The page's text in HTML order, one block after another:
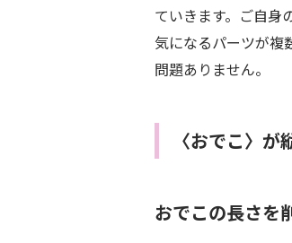
ていきます。ご自身
気になるパーツが複
問題ありません。
〈おでこ〉
おでこの長さを